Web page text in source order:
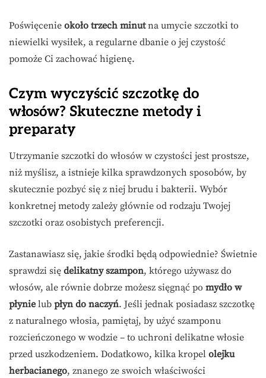
Poświęcenie około trzech minutna umycie szczotki to
niewielki wysiłek, a regularne dbanie o jej czystość
pomoże Ci zachować higienę.
Czym wyczyścić szczotkę do
włosów? Skuteczne metody i
preparaty
Utrzymanie szczotki do włosów w czystości jest prostsze,
niż myślisz, a istnieje kilka sprawdzonych sposobów, by
skutecznie pozbyć się z niej brudu i bakterii. Wybór
konkretnej metody zależy głównie od rodzaju Twojej
szczotki oraz osobistych preferencji.
Zastanawiasz się, jakie środki będą odpowiednie? Świetnie
sprawdzi się delikatny szampon, którego używasz do
włosów, ale równie dobrze możesz sięgnąć po mydło w
płynie lub płyn do naczyń. Jeśli jednak posiadasz szczotkę
z naturalnego włosia, pamiętaj, by użyć szamponu
rozcieńczonego w wodzie – to uchroni delikatne włosie
przed uszkodzeniem. Dodatkowo, kilka kropel olejku
herbacianego, znanego ze swoich właściwości